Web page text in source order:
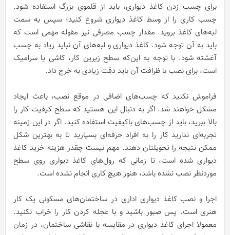
برای چسب زدن کاغذ دیواری، باید از قلموی بزرگ استفاده شود.
چسب کاری را از وسط کاغذ دیواری شروع کنید؛ سپس به سمت
لبه‌های کاغذ بروید. مقدار چسب مصرفی نیز مقوله مهمی است که
باید به آن توجه شود. کاغذ دیواری و لبه‌های آن نباید زیاد به چسب
آغشته شود. با توجه به این‌که سطح زیرین کار، کاشی یا سرامیک
است، برای نصب با ظرافت آن باید دقت زیادی به خرج داد.
فراموش نکنید که چسب‌های اضافی در موقع نصب، باعث ایجاد
مشکل خواهند شد. اگر به دنبال این هستید که سطح کیفیت کار را
بالا ببرید، باید از چسب‌های باکیفیت استفاده کنید. اگر در این زمینه
تجربه‌ای ندارید کار را به افراد حرفه‌ای بسپارید تا به بهترین شکل
ممکن نتیجه را تحویلتان دهند. مهم نیست چقدر هزینه خرید کاغذ
دیواری شده است، تا زمانی که رول‌های کاغذ دیواری روی سطح
موردنظر نصب نشده باشد، هنوز هیچ کاری انجام نشده است.
اجرا و نصب کاغذ دیواری اداری در ساختمان‌های مسکونی یک کار
هنری است. پس صبور باشید و با عجله کردن کار را خراب نکنید.
معمولا اجرای کاغذ دیواری در مقایسه با نقاشی ساختمان، در زمان